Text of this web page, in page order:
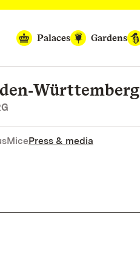
Palaces
Gardens
MicePress & media